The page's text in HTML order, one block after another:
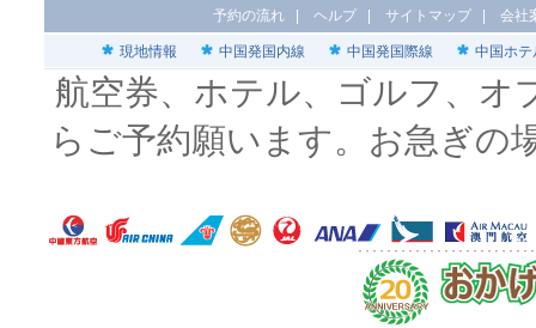
予約の流れ ヘルプ サイトマップ 会社
現地情報 中国発国内線 中国発国際線 中国ホテ
航空券、ホテル、ゴルフ、オ
らご予約願います。お急ぎの